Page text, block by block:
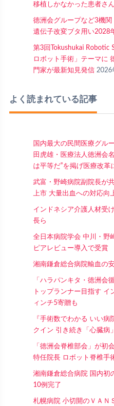
移植しかなかった患者さ
徳洲会グループなど3機
遺伝子改変ブタ用い2028
第3回Tokushukai Robotic
ロボット手術」テーマに
門家が最新知見発信 2026
よく読まれている記事
国内最大の民間医療グル
田虎雄・医療法人徳洲会
は平等だ”を掲げ医療改革
武富・野崎病院副院長が
上市 大量出血への対応向
インドネシア介護人材受
長ら
全日本病院学会 中川・野
ピアレビュー導入で受賞
湘南鎌倉総合病院輸血の
「ハラパンキタ・徳洲会
トップランナー目指す
ィンチ5寄贈も
『手術数でわかる いい
クイン 引き続き「心臓病
「徳洲会脊椎部会」が初
特任院長 ロボット脊椎手
湘南鎌倉総合病院 国内初
10例完了
札幌病院 小切開のＶＡＮ